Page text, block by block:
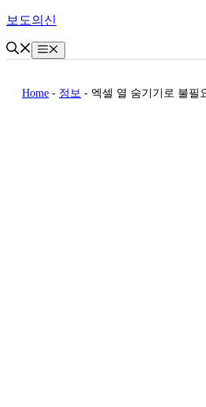
Skip
content
보도의신
Menu
Home - 정보 - 엑셀 열 숨기기로 불필